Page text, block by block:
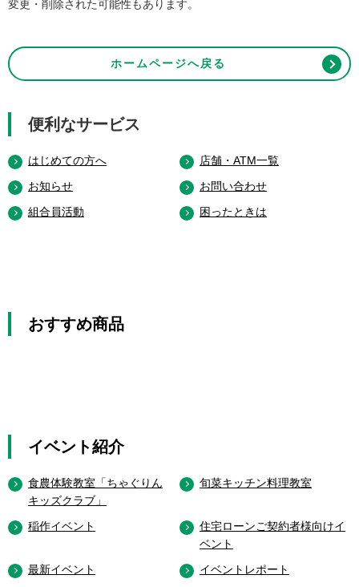
変更・削除された可能性もあります。
ホームページへ戻る
便利なサービス
はじめての方へ
店舗・ATM一覧
お知らせ
お問い合わせ
組合員活動
困ったときは
おすすめ商品
イベント紹介
食農体験教室「ちゃぐりん
キッズクラブ」
旬菜キッチン料理教室
稲作イベント
住宅ローンご契約者様向けイ
ベント
最新イベント
イベントレポート